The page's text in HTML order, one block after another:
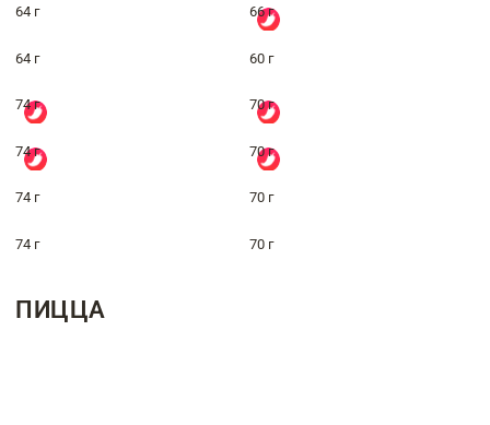
64 г 66 г
64 г 60 г
74 г 70 г
74 г 70 г
74 г 70 г
74 г 70 г
ПИЦЦА